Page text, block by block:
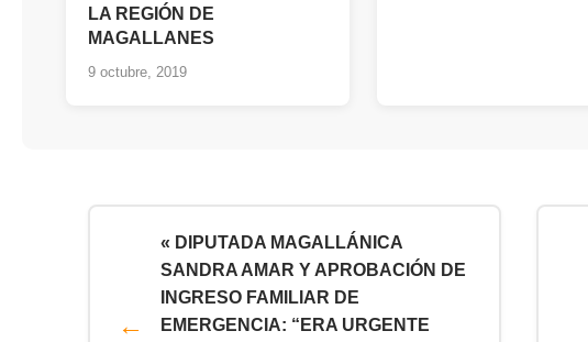
LA REGIÓN DE
MAGALLANES
9 octubre, 2019
« DIPUTADA MAGALLÁNICA
SANDRA AMAR Y APROBACIÓN DE
INGRESO FAMILIAR DE
EMERGENCIA: “ERA URGENTE